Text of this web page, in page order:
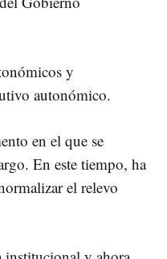
y
autonómico.
en el que se
En este tiempo, ha
el relevo